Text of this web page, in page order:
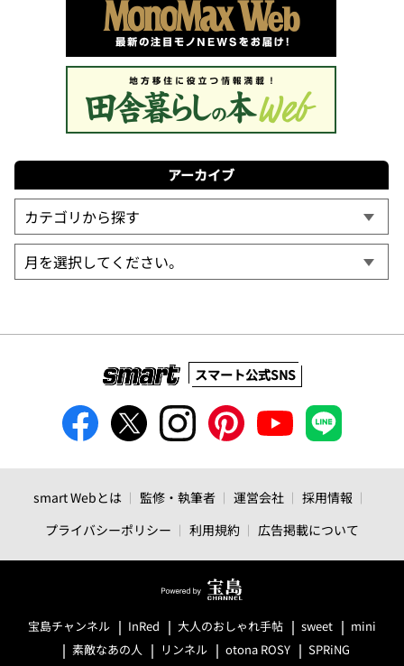
アーカイブ
スマート公式SNS
smart Webとは 監修・執筆者 運営会社
採用情報
プライバシーポリシー
利用規約 広告掲載について
宝島チャンネル InRed 大人のおしゃれ手帖 sweet
mini
素敵なあの人
リンネル otona ROSY
SPRiNG